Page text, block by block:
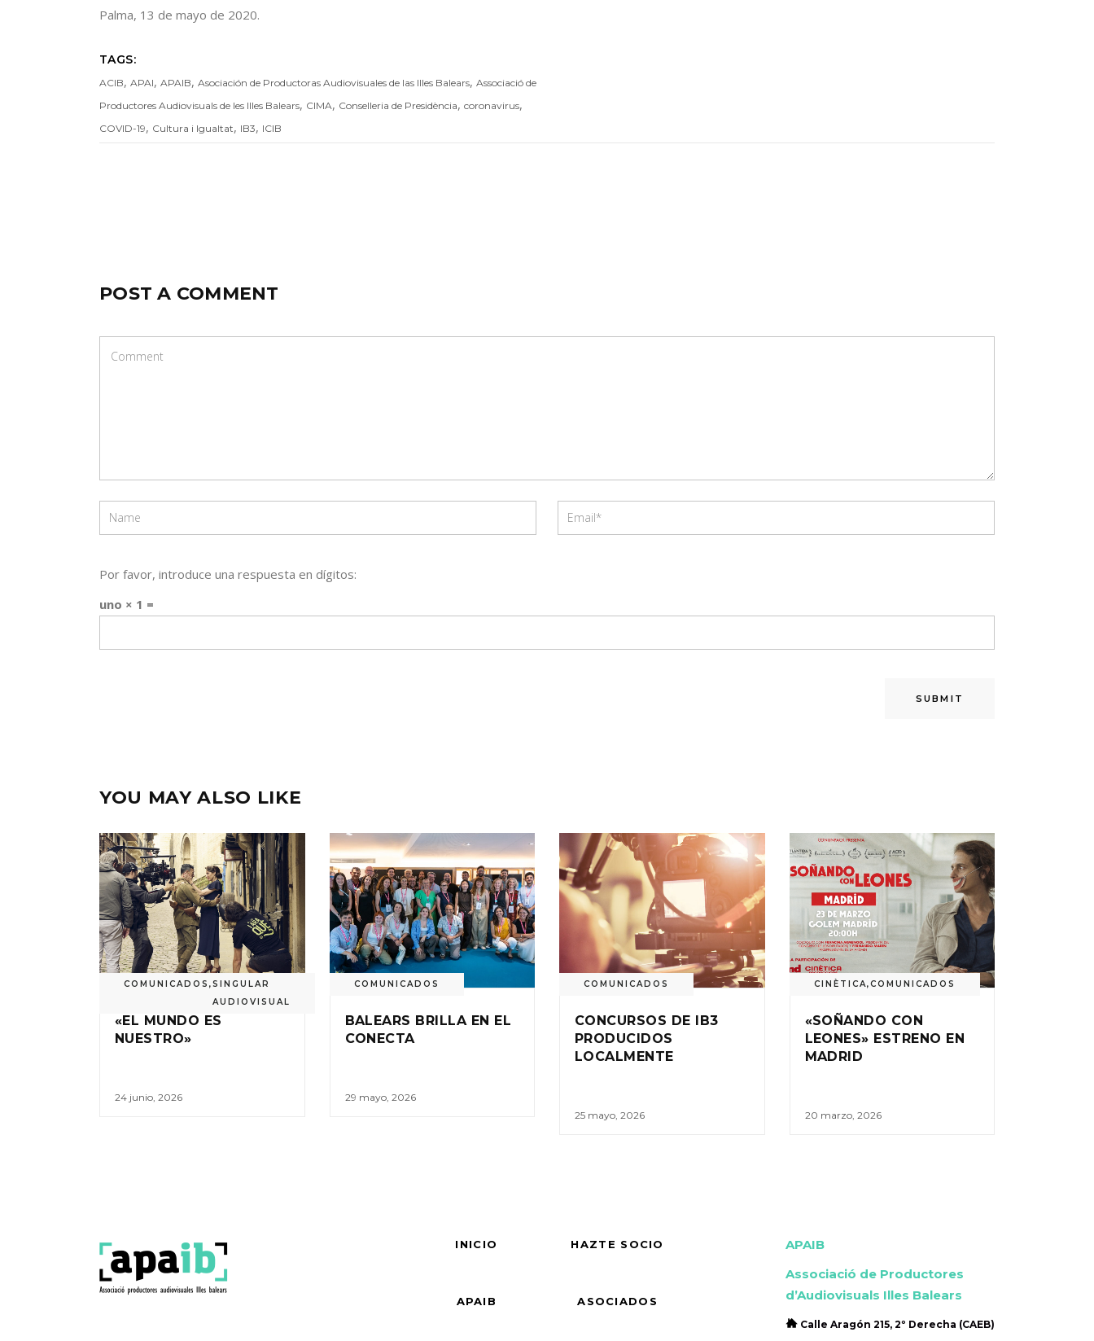
Palma, 13 de mayo de 2020.
TAGS:
ACIB, APAI, APAIB, Asociación de Productoras Audiovisuales de las Illes Balears, Associació de
Productores Audiovisuals de les Illes Balears, CIMA, Conselleria de Presidència, coronavirus,
COVID-19, Cultura i Igualtat, IB3, ICIB
POST A COMMENT
Por favor, introduce una respuesta en dígitos:
uno × 1 =
YOU MAY ALSO LIKE
COMUNICADOS ,SINGULAR
AUDIOVISUAL
«EL MUNDO ES
NUESTRO»
24 junio, 2026
COMUNICADOS
BALEARS BRILLA EN EL
CONECTA
29 mayo, 2026
COMUNICADOS
CONCURSOS DE IB3
PRODUCIDOS
LOCALMENTE
25 mayo, 2026
CINÈTICA,COMUNICADOS
«SOÑANDO CON
LEONES» ESTRENO EN
MADRID
20 marzo, 2026
INICIO HAZTE SOCIO
APAIB ASOCIADOS
APAIB
Associació de Productores
d’Audiovisuals Illes Balears
Calle Aragón 215, 2º Derecha (CAEB)